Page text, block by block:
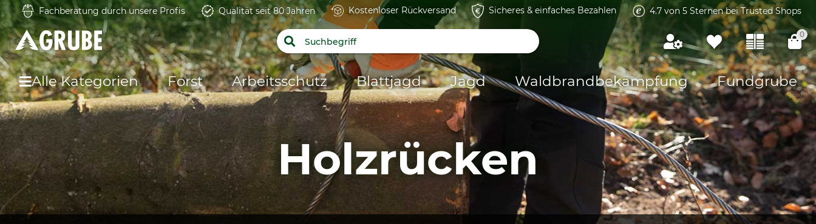
Fachberatung durch unsere Profis Qualität seit 80 Jahren Kostenloser Rückversand Sicheres & einfaches Bezahlen 4.7 von 5 Sternen bei Trusted Shops
0
Alle Kategorien Forst Arbeitsschutz Blattjagd Jagd Waldbrandbekämpfung Fundgrube
Holzrücken